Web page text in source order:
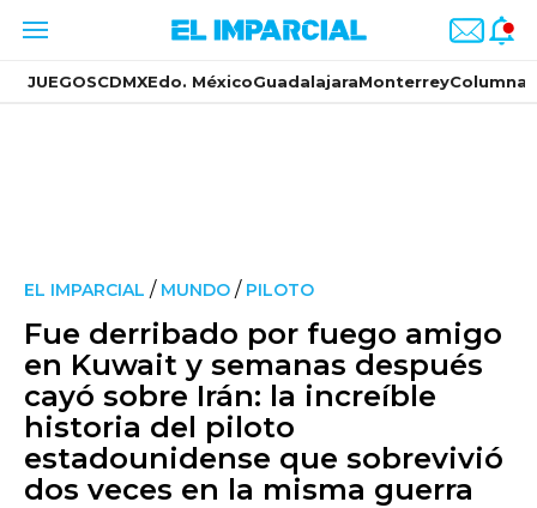
JUEGOSCDMXEdo. MéxicoGuadalajaraMonterreyColumnas
EL IMPARCIAL / MUNDO / PILOTO
Fue derribado por fuego amigo
en Kuwait y semanas después
cayó sobre Irán: la increíble
historia del piloto
estadounidense que sobrevivió
dos veces en la misma guerra